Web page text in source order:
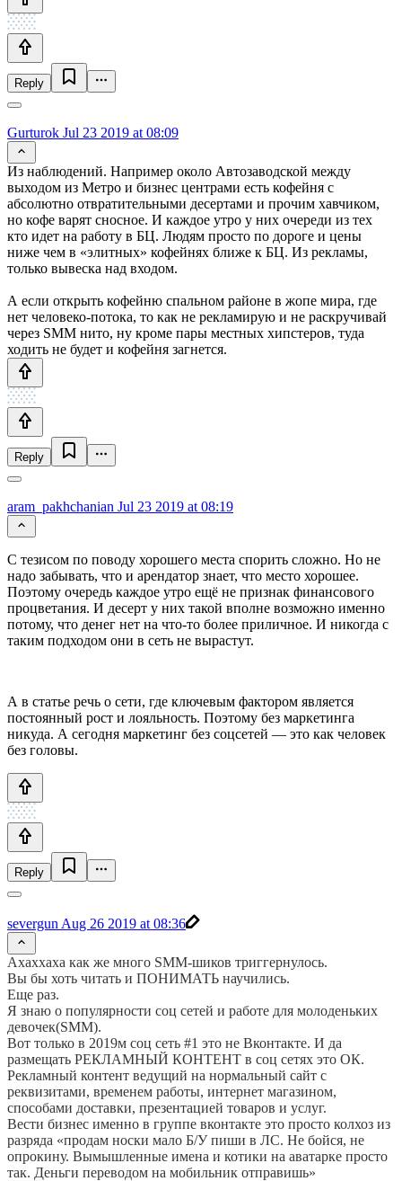
Reply
Gurturok Jul 23 2019 at 08:09
Из наблюдений. Например около Автозаводской между
выходом из Метро и бизнес центрами есть кофейня с
абсолютно отвратительными десертами и прочим хавчиком,
но кофе варят сносное. И каждое утро у них очереди из тех
кто идет на работу в БЦ. Людям просто по дороге и цены
ниже чем в «элитных» кофейнях ближе к БЦ. Из рекламы,
только вывеска над входом.
А если открыть кофейню спальном районе в жопе мира, где
нет человеко-потока, то как не рекламирую и не раскручивай
через SMM нито, ну кроме пары местных хипстеров, туда
ходить не будет и кофейня загнется.
Reply
aram_pakhchanian Jul 23 2019 at 08:19
С тезисом по поводу хорошего места спорить сложно. Но не
надо забывать, что и арендатор знает, что место хорошее.
Поэтому очередь каждое утро ещё не признак финансового
процветания. И десерт у них такой вполне возможно именно
потому, что денег нет на что-то более приличное. И никогда с
таким подходом они в сеть не вырастут.
А в статье речь о сети, где ключевым фактором является
постоянный рост и лояльность. Поэтому без маркетинга
никуда. А сегодня маркетинг без соцсетей — это как человек
без головы.
Reply
severgun Aug 26 2019 at 08:36
Ахаххаха как же много SMM-шиков триггернулось.
Вы бы хоть читать и ПОНИМАТЬ научились.
Еще раз.
Я знаю о популярности соц сетей и работе для молоденьких
девочек(SMM).
Вот только в 2019м соц сеть #1 это не Вконтакте. И да
размещать РЕКЛАМНЫЙ КОНТЕНТ в соц сетях это ОК.
Рекламный контент ведущий на нормальный сайт с
реквизитами, временем работы, интернет магазином,
способами доставки, презентацией товаров и услуг.
Вести бизнес именно в группе вконтакте это просто колхоз из
разряда «продам носки мало Б/У пиши в ЛС. Не бойся, не
опрокину. Вымышленные имена и котики на аватарке просто
так. Деньги переводом на мобильник отправишь»